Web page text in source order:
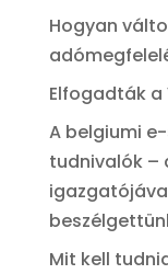
Hogyan
Elfogadták
A belgiumi
tudnivalók –
Mit kell